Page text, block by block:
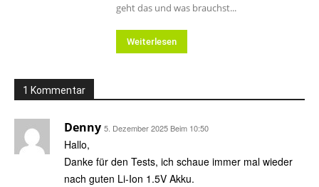
geht das und was brauchst...
Weiterlesen
1 Kommentar
Denny 5. Dezember 2025 Beim 10:50
Hallo,
Danke für den Tests, ich schaue immer mal wieder
nach guten Li-Ion 1.5V Akku.